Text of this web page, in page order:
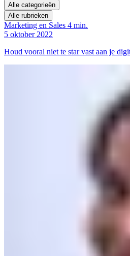
Alle categorieën
Alle rubrieken
Marketing en Sales 4 min.
5 oktober 2022
Houd vooral niet te star vast aan je